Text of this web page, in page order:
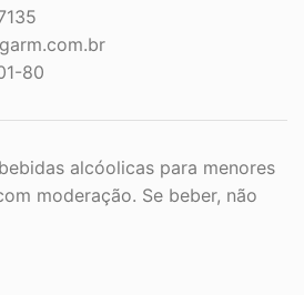
80
alcóolicas para menores
moderação. Se beber, não